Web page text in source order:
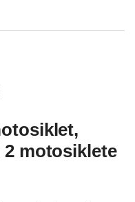
motosiklete